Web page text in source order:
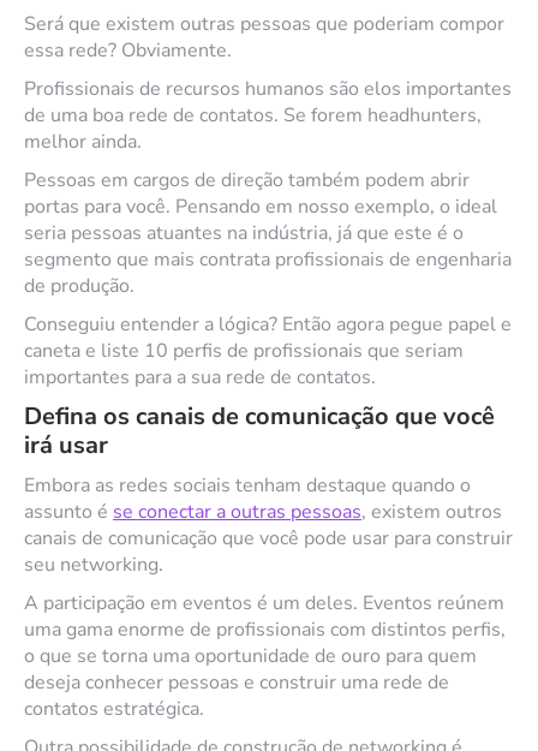
Será que existem outras pessoas que poderiam compor
essa rede? Obviamente.
Profissionais de recursos humanos são elos importantes
de uma boa rede de contatos. Se forem headhunters,
melhor ainda.
Pessoas em cargos de direção também podem abrir
portas para você. Pensando em nosso exemplo, o ideal
seria pessoas atuantes na indústria, já que este é o
segmento que mais contrata profissionais de engenharia
de produção.
Conseguiu entender a lógica? Então agora pegue papel e
caneta e liste 10 perfis de profissionais que seriam
importantes para a sua rede de contatos.
Defina os canais de comunicação que você
irá usar
Embora as redes sociais tenham destaque quando o
assunto é se conectar a outras pessoas, existem outros
canais de comunicação que você pode usar para construir
seu networking.
A participação em eventos é um deles. Eventos reúnem
uma gama enorme de profissionais com distintos perfis,
o que se torna uma oportunidade de ouro para quem
deseja conhecer pessoas e construir uma rede de
contatos estratégica.